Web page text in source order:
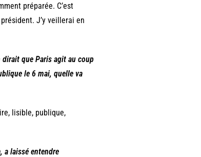
préparée. C’est
J’y veillerai en
dirait que Paris agit au coup
le 6 mai, quelle va
lisible, publique,
a laissé entendre